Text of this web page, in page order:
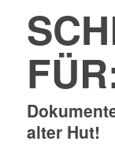
alter Hut!